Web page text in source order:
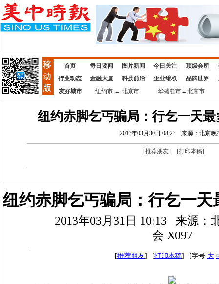
首页 每日要闻 图片新闻 今日关注 顶级会所
行业动态
金融大厦 科技前沿 企业维权 品牌世界
友好城市
纽约市 ↔ 北京市 华盛顿市↔北京市
纽约赤脚乞丐骗局：行乞一天
2013年03月30日 08:23 来源：北京晚
[推荐朋友] [打印本稿]
纽约赤脚乞丐骗局：行乞一天
2013年03月31日 10:13
来源：
会 X097
[推荐朋友] [打印本稿] [字号 大